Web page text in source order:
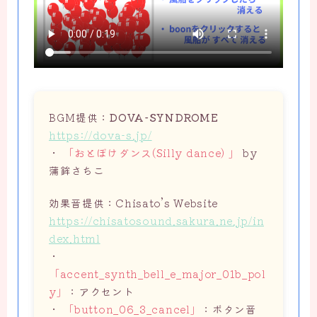
BGM提供： DOVA-SYNDROME
https://dova-s.jp/
・
「おとぼけダンス(Silly dance) 」by
蒲鉾さちこ
効果音提供：Chisato’s Website
https://chisatosound.sakura.ne.jp/in
dex.html
・
「accent_synth_bell_e_major_01b_pol
y」
：アクセント
・
「button_06_3_cancel」 ：ボタン音